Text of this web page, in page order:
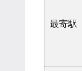
最寄駅